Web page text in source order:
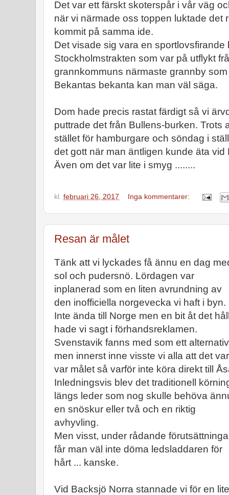
Det var ett färskt skoterspår i vår väg
när vi närmade oss toppen luktade det
kommit på samma ide.
Det visade sig vara en sportlovsfirande
Stockholmstrakten som var på utflykt
grannkommuns närmaste grannby
Bekantas bekanta kan man väl säga.
Dom hade precis rastat färdigt så vi
puttrade det från Bullens-burken. Trots
stället för hamburgare och söndag i
det gott när man äntligen kunde äta vid
Även om det var lite i smyg ........
kl. februari 26, 2017 Inga kommentarer:
Resan är målet
Tänk att vi lyckades få ännu en dag
sol och pudersnö. Lördagen var
inplanerad som en liten avrundning av
den inofficiella norgevecka vi haft i byn.
Inte ända till Norge men en bit åt det
hade vi sagt i förhandsreklamen.
Svenstavik fanns med som ett alternativ
men innerst inne visste vi alla att det
var målet så varför inte köra direkt till
Inledningsvis blev det traditionell
längs leder som nog skulle behöva
en snöskur eller två och en riktig
avhyvling.
Men visst, under rådande
får man väl inte döma ledsladdaren för
hårt ... kanske.
Vid Backsjö Norra stannade vi för en